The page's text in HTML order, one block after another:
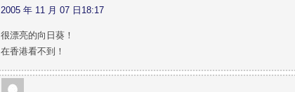
2005 年 11 月 07 日18:17
很漂亮的向日葵！
在香港看不到！